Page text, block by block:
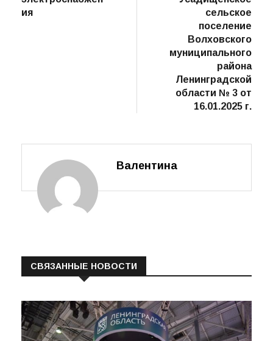
восстановлению
образования
Усадищенское
сельское
поселение
Волховского
муниципального
района
Ленинградской
Валентина